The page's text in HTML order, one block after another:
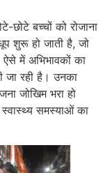
बच्चों को रोजाना
शुरू हो जाती है, जो
में अभिभावकों का
जा रही है। उनका
जोखिम भरा हो
समस्याओं का